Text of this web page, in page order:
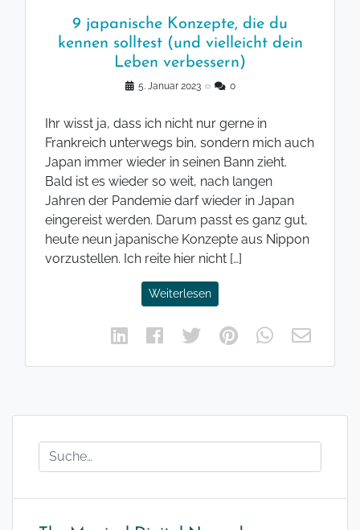
9 japanische Konzepte, die du
kennen solltest (und vielleicht dein
Leben verbessern)
5. Januar 2023 ◌ 0
Ihr wisst ja, dass ich nicht nur gerne in
Frankreich unterwegs bin, sondern mich auch
Japan immer wieder in seinen Bann zieht.
Bald ist es wieder so weit, nach langen
Jahren der Pandemie darf wieder in Japan
eingereist werden. Darum passt es ganz gut,
heute neun japanische Konzepte aus Nippon
vorzustellen. Ich reite hier nicht […]
Weiterlesen